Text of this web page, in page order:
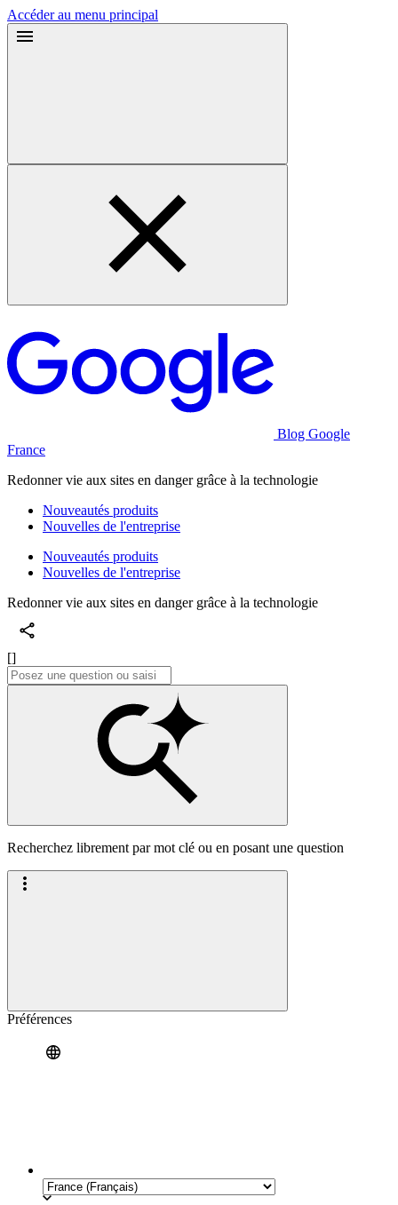
Accéder au menu principal
Blog Google
France
Redonner vie aux sites en danger grâce à la technologie
Nouveautés produits
Nouvelles de l'entreprise
Nouveautés produits
Nouvelles de l'entreprise
Redonner vie aux sites en danger grâce à la technologie
[]
Recherchez librement par mot clé ou en posant une question
Préférences